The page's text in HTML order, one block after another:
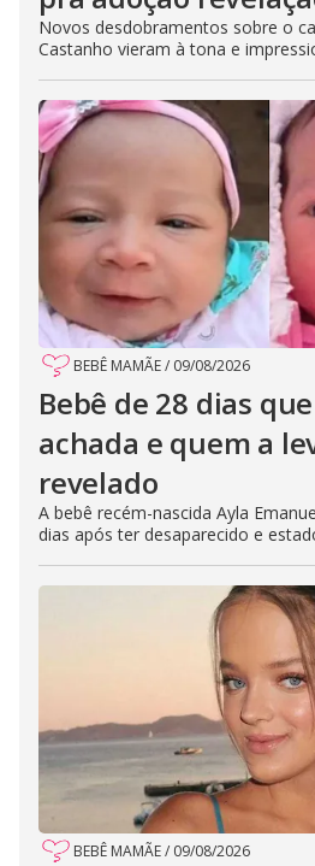
Novos desdobramentos sobre o
Castanho vieram à tona e
BEBÊ MAMÃE/ 09/08/2026
Bebê de 28 dias
achada e quem a
revelado
A bebê recém-nascida Ayla
dias após ter desaparecido e
BEBÊ MAMÃE/ 09/08/2026